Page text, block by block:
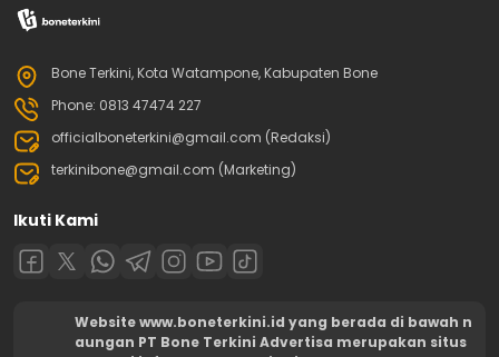
Bone Terkini, Kota Watampone, Kabupaten Bone
Phone: 0813 47474 227
officialboneterkini@gmail.com (Redaksi)
terkinibone@gmail.com (Marketing)
Ikuti Kami
Website www.boneterkini.id yang berada di bawah n
aungan PT Bone Terkini Advertisa merupakan situs